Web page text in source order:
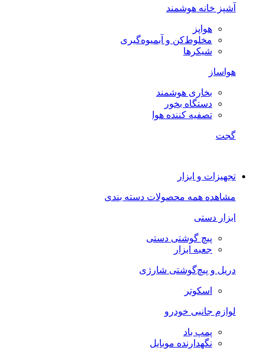
آشپز خانه هوشمند
هواپز
مخلوط‌کن و آبمیوه‌گیری
شیکرها
هواساز
بخاری هوشمند
دستگاه بخور
تصفیه کننده هوا
گجت
تجهیزات و ابزار
مشاهده همه محصولات دسته بندی
ابزار دستی
پیچ گوشتی دستی
جعبه ابزار
دریل و پیچ‌گوشتی شارژی
اسکوتر
لوازم جانبی خودرو
پمپ باد
نگهدارنده موبایل